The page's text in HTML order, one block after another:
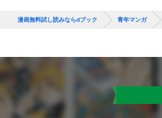
漫画無料試し読みならdブック 青年マンガ